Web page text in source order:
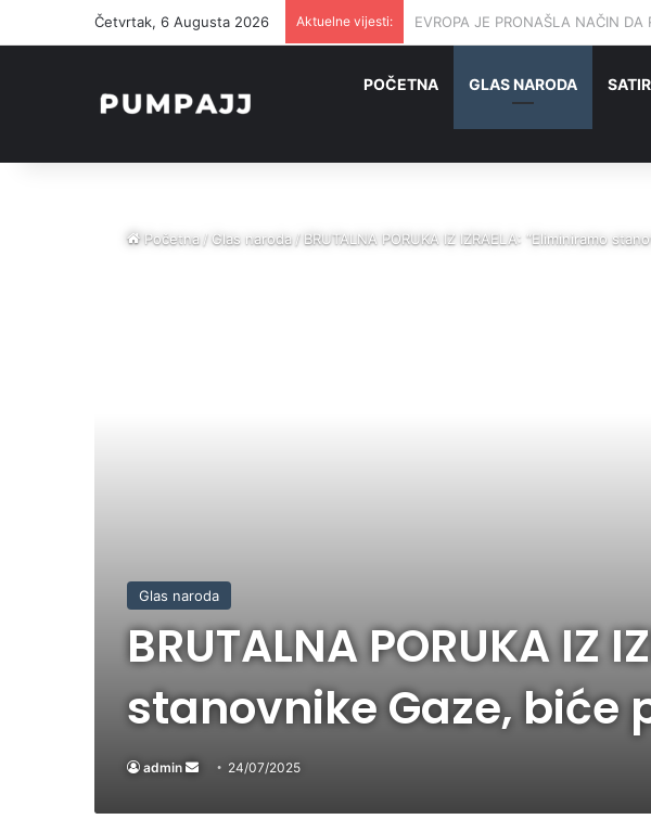
Četvrtak, 6 Augusta 2026 Aktuelne vijesti: U NJEMAČKOJ I DANAS ŽIVI
POČETNA GLAS NARODA
Početna/Glas naroda/BRUTALNA PORUKA IZ IZRAELA: “Eliminiramo
Glas naroda
BRUTALNA PORUKA IZ
stanovnike Gaze, biće
admin
Send24/07/2025